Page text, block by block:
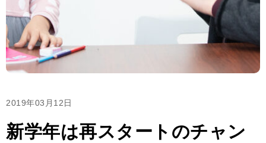
2019年03月12日
新学年は再スタートのチャン